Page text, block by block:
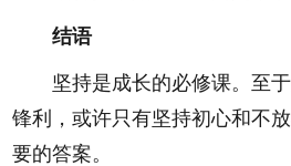
结语
坚持是成长的必修课。至于
锋利，或许只有坚持初心和不
要的答案。